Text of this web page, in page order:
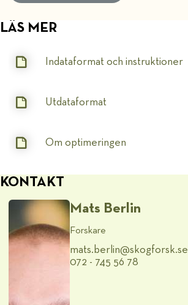
LÄS MER
Indataformat och instruktioner
Utdataformat
Om optimeringen
KONTAKT
Mats Berlin
Forskare
mats.berlin@​skogforsk.se
072 - 745 56 78